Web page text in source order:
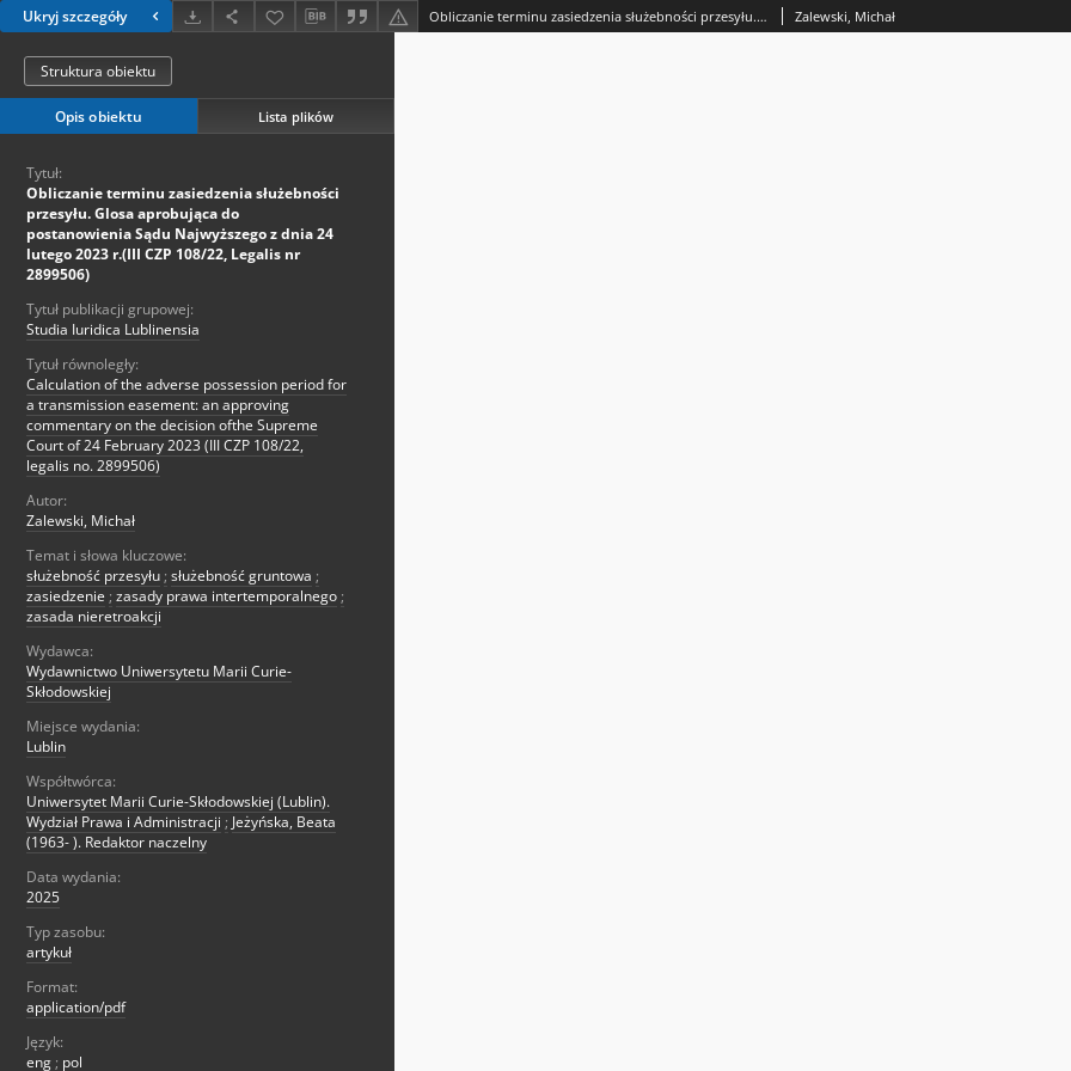
Ukryj szczegóły Obliczanie terminu zasiedzenia służebności przesyłu. Glosa aprobująca do postanowienia Sądu Najwyższego z dnia 24 lutego 2023 r.(III CZP 108/22, Legalis nr 2899506) Zalewski, Michał
Struktura obiektu
Opis obiektu Lista plików
Tytuł:
Obliczanie terminu zasiedzenia służebności
przesyłu. Glosa aprobująca do
postanowienia Sądu Najwyższego z dnia 24
lutego 2023 r.(III CZP 108/22, Legalis nr
2899506)
Tytuł publikacji grupowej:
Studia Iuridica Lublinensia
Tytuł równoległy:
Calculation of the adverse possession period for
a transmission easement: an approving
commentary on the decision ofthe Supreme
Court of 24 February 2023 (III CZP 108/22,
legalis no. 2899506)
Autor:
Zalewski, Michał
Temat i słowa kluczowe:
służebność przesyłu ; służebność gruntowa ;
zasiedzenie ; zasady prawa intertemporalnego ;
zasada nieretroakcji
Wydawca:
Wydawnictwo Uniwersytetu Marii Curie-
Skłodowskiej
Miejsce wydania:
Lublin
Współtwórca:
Uniwersytet Marii Curie-Skłodowskiej (Lublin).
Wydział Prawa i Administracji ; Jeżyńska, Beata
(1963- ). Redaktor naczelny
Data wydania:
2025
Typ zasobu:
artykuł
Format:
application/pdf
Język:
eng ; pol